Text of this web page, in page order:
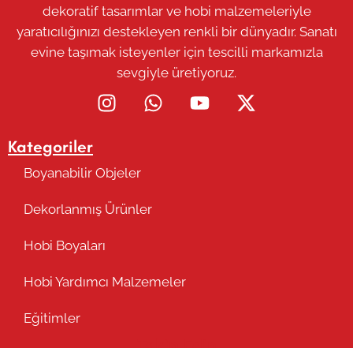
dekoratif tasarımlar ve hobi malzemeleriyle
yaratıcılığınızı destekleyen renkli bir dünyadır. Sanatı
evine taşımak isteyenler için tescilli markamızla
sevgiyle üretiyoruz.
Kategoriler
Boyanabilir Objeler
Dekorlanmış Ürünler
Hobi Boyaları
Hobi Yardımcı Malzemeler
Eğitimler